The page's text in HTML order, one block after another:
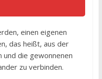
einen eigenen
das heißt, aus der
und die gewonnenen
zu verbinden.